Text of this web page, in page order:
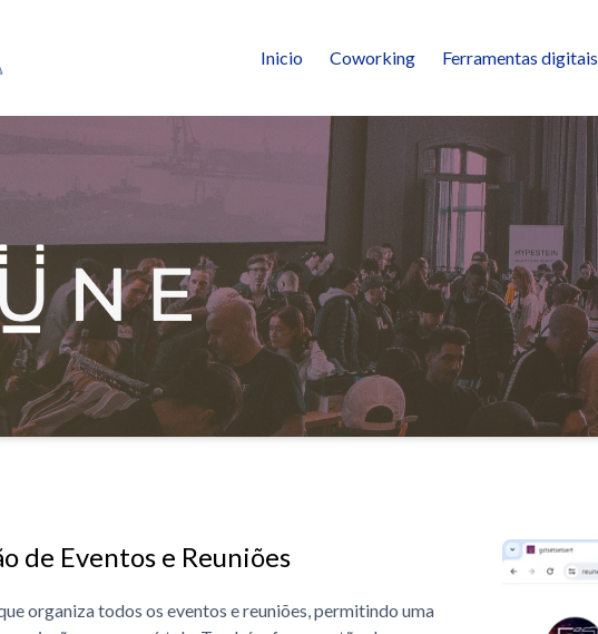
Inicio Coworking Ferramentas digitais
de Eventos e Reuniões
organiza todos os eventos e reuniões, permitindo uma